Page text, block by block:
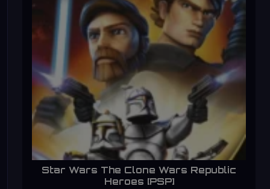
Star Wars The Clone Wars Republic
Heroes [PSP]